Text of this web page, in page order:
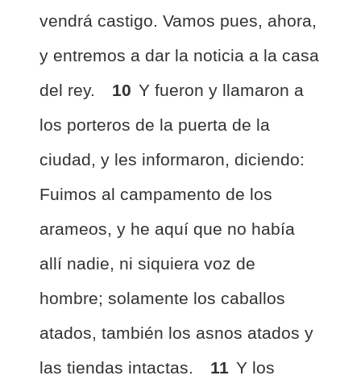
vendrá castigo. Vamos pues, ahora,
y entremos a dar la noticia a la casa
del rey.
10 Y fueron y llamaron a
los porteros de la puerta de la
ciudad, y les informaron, diciendo:
Fuimos al campamento de los
arameos, y he aquí que no había
allí nadie, ni siquiera voz de
hombre; solamente los caballos
atados, también los asnos atados y
las tiendas intactas.
11 Y los